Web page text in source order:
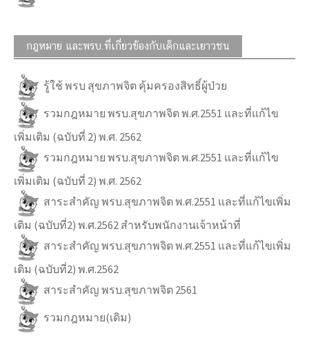
กฎหมาย และพรบ.ที่เกี่ยวข้องกับเด็กและเยาวชน
รู้ใช้ พรบ สุขภาพจิต คุ้มครองสิทธิ์ผู้ป่วย
รวมกฎหมาย พรบ.สุขภาพจิต พ.ศ.2551 และที่แก้ไข
เพิ่มเติม (ฉบับที่ 2) พ.ศ. 2562
รวมกฎหมาย พรบ.สุขภาพจิต พ.ศ.2551 และที่แก้ไข
เพิ่มเติม (ฉบับที่ 2) พ.ศ. 2562
สาระสำคัญ พรบ.สุขภาพจิต พ.ศ.2551 และที่แก้ไขเพิ่ม
เติม (ฉบับที่2) พ.ศ.2562 สำหรับพนักงานเจ้าหน้าที่
สาระสำคัญ พรบ.สุขภาพจิต พ.ศ.2551 และที่แก้ไขเพิ่ม
เติม (ฉบับที่2) พ.ศ.2562
สาระสำคัญ พรบ.สุขภาพจิต 2561
รวมกฎหมาย(เดิม)